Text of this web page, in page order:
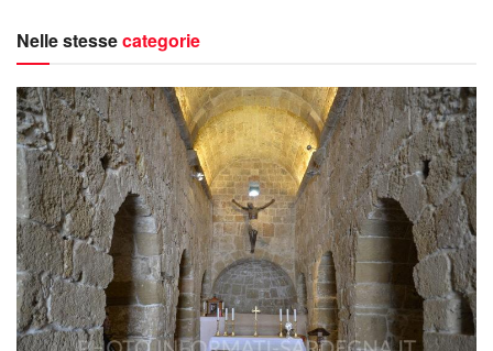
Nelle stessecategorie